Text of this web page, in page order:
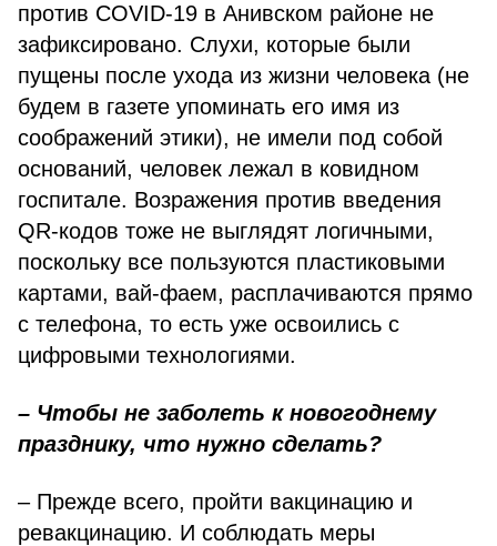
против COVID-19 в Анивском районе не
зафиксировано. Слухи, которые были
пущены после ухода из жизни человека (не
будем в газете упоминать его имя из
соображений этики), не имели под собой
оснований, человек лежал в ковидном
госпитале. Возражения против введения
QR-кодов тоже не выглядят логичными,
поскольку все пользуются пластиковыми
картами, вай-фаем, расплачиваются прямо
с телефона, то есть уже освоились с
цифровыми технологиями.
– Чтобы не заболеть к новогоднему
празднику, что нужно сделать?
– Прежде всего, пройти вакцинацию и
ревакцинацию. И соблюдать меры